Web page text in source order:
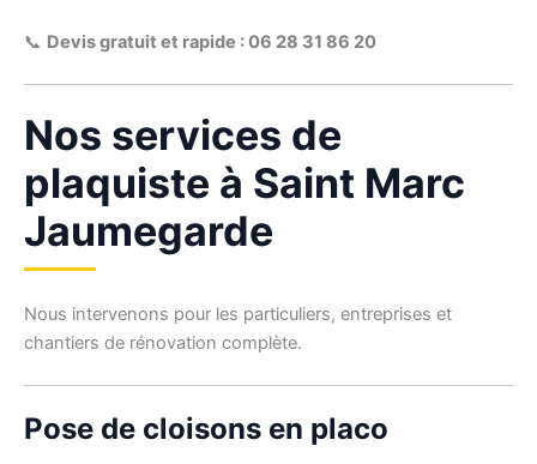
📞 Devis gratuit et rapide : 06 28 31 86 20
Nos services de
plaquiste à Saint Marc
Jaumegarde
Nous intervenons pour les particuliers, entreprises et
chantiers de rénovation complète.
Pose de cloisons en placo